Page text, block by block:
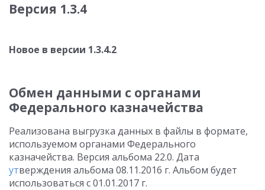
Версия 1.3.4
Новое в версии 1.3.4.2
Обмен данными с органами
Федерального казначейства
Реализована выгрузка данных в файлы в формате,
используемом органами Федерального
казначейства. Версия альбома 22.0. Дата
утверждения альбома 08.11.2016 г. Альбом будет
использоваться с 01.01.2017 г.